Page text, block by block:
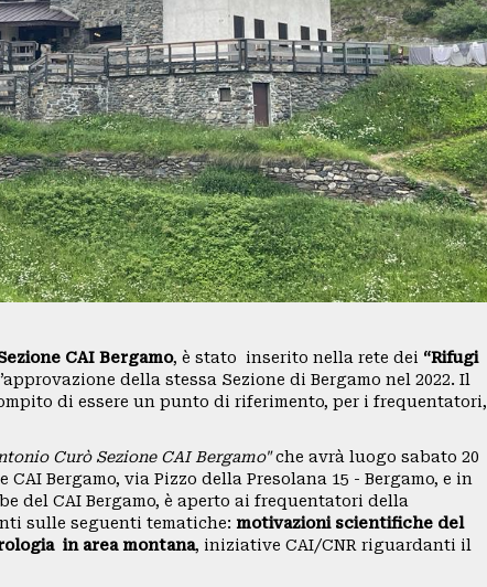
CAI Bergamo, è stato inserito nella rete dei “Rifugi
della stessa Sezione di Bergamo nel 2022. Il
di essere un punto di riferimento, per i frequentatori,
Curò Sezione CAI Bergamo"che avrà luogo sabato 20
CAI Bergamo, via Pizzo della Presolana 15 - Bergamo, e in
del CAI Bergamo, è aperto ai frequentatori della
sulle seguenti tematiche: motivazioni scientifiche del
in area montana, iniziative CAI/CNR riguardanti il